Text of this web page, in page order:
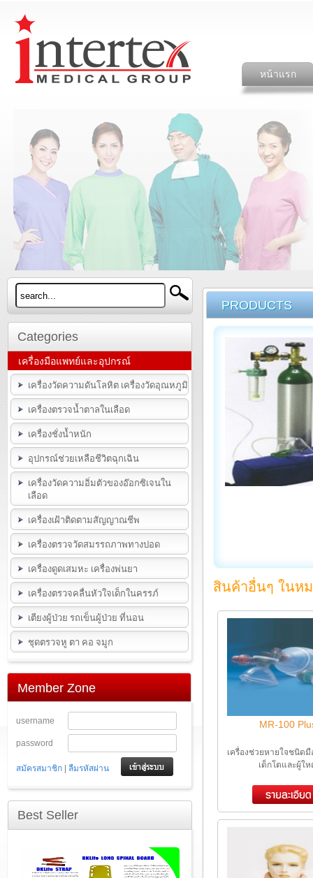
หน้าแรก
Categories
เครื่องมือแพทย์และอุปกรณ์
เครื่องวัดความดันโลหิต เครื่องวัดอุณหภูมิ
เครื่องตรวจน้ำตาลในเลือด
เครื่องชั่งน้ำหนัก
อุปกรณ์ช่วยเหลือชีวิตฉุกเฉิน
เครื่องวัดความอิ่มตัวของอ๊อกซิเจนใน
เลือด
เครื่องเฝ้าติดตามสัญญาณชีพ
เครื่องตรวจวัดสมรรถภาพทางปอด
เครื่องดูดเสมหะ เครื่องพ่นยา
เครื่องตรวจคลื่นหัวใจเด็กในครรภ์
เตียงผู้ป่วย รถเข็นผู้ป่วย ที่นอน
ชุดตรวจหู ตา คอ จมูก
Member Zone
username
password
สมัครสมาชิก | ลืมรหัสผ่าน
Best Seller
PRODUCTS
สินค้าอื่นๆ ในห
MR-100
เครื่องช่วยหายใจชนิด
เด็กโตและผู้ใ